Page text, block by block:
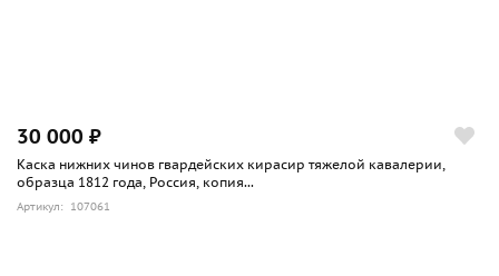
30 000 ₽
Каска нижних чинов гвардейских кирасир тяжелой кавалерии,
образца 1812 года, Россия, копия...
Артикул: 107061